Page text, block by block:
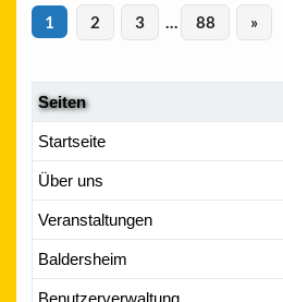
1 2 3 … 88 »
Seiten
Startseite
Über uns
Veranstaltungen
Baldersheim
Benutzerverwaltung